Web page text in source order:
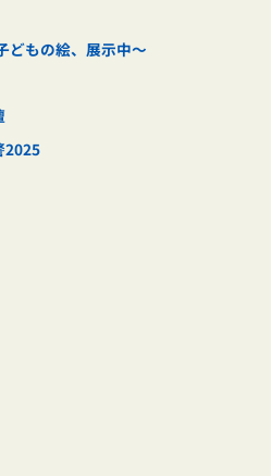
どもの絵、展示中～
2025